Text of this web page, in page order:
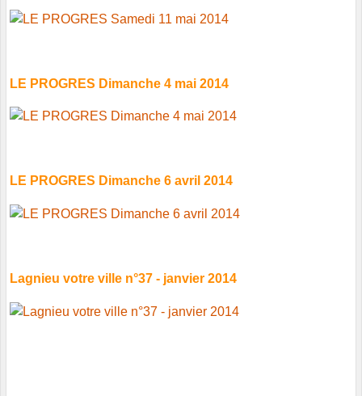
LE PROGRES Dimanche 4 mai 2014
LE PROGRES Dimanche 6 avril 2014
Lagnieu votre ville n°37 - janvier 2014